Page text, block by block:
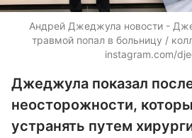
Андрей Джеджула новости -
травмой попал в больницу /
instagram.com/
Джеджула показал
неосторожности,
устранять путем